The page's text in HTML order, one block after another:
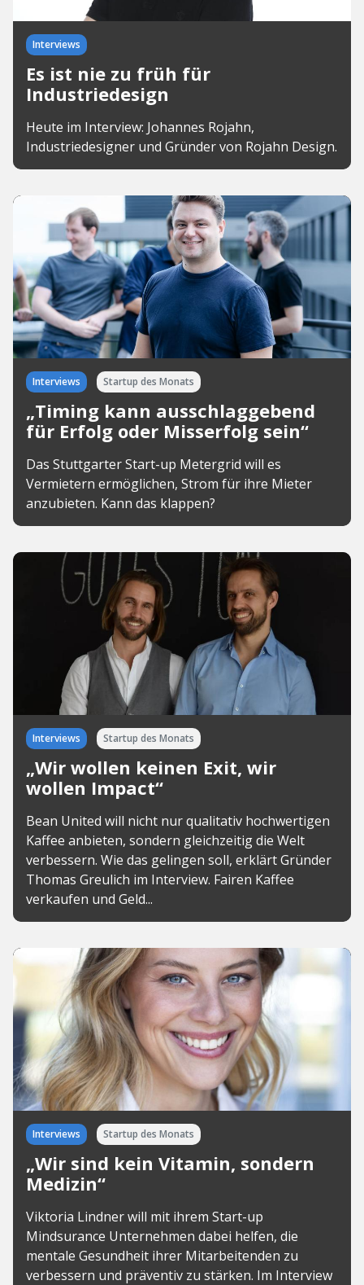
Interviews
Es ist nie zu früh für
Industriedesign
Heute im Interview: Johannes Rojahn,
Industriedesigner und Gründer von Rojahn Design.
Interviews Startup des Monats
„Timing kann ausschlaggebend
für Erfolg oder Misserfolg sein“
Das Stuttgarter Start-up Metergrid will es
Vermietern ermöglichen, Strom für ihre Mieter
anzubieten. Kann das klappen?
Interviews Startup des Monats
„Wir wollen keinen Exit, wir
wollen Impact“
Bean United will nicht nur qualitativ hochwertigen
Kaffee anbieten, sondern gleichzeitig die Welt
verbessern. Wie das gelingen soll, erklärt Gründer
Thomas Greulich im Interview. Fairen Kaffee
verkaufen und Geld...
Interviews Startup des Monats
„Wir sind kein Vitamin, sondern
Medizin“
Viktoria Lindner will mit ihrem Start-up
Mindsurance Unternehmen dabei helfen, die
mentale Gesundheit ihrer Mitarbeitenden zu
verbessern und präventiv zu stärken. Im Interview